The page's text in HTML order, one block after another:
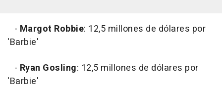
- Margot Robbie: 12,5 millones de dólares por
'Barbie'
- Ryan Gosling: 12,5 millones de dólares por
'Barbie'